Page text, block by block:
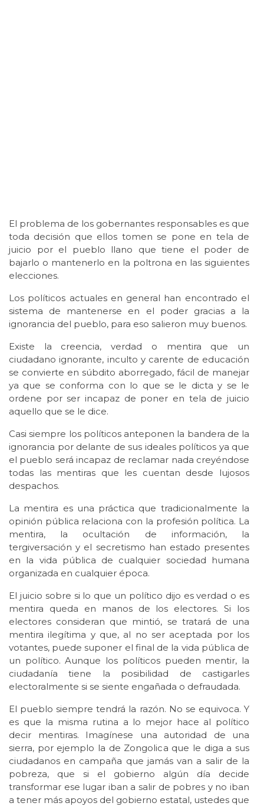
El problema de los gobernantes responsables es que
toda decisión que ellos tomen se pone en tela de
juicio por el pueblo llano que tiene el poder de
bajarlo o mantenerlo en la poltrona en las siguientes
elecciones.
Los políticos actuales en general han encontrado el
sistema de mantenerse en el poder gracias a la
ignorancia del pueblo, para eso salieron muy buenos.
Existe la creencia, verdad o mentira que un
ciudadano ignorante, inculto y carente de educación
se convierte en súbdito aborregado, fácil de manejar
ya que se conforma con lo que se le dicta y se le
ordene por ser incapaz de poner en tela de juicio
aquello que se le dice.
Casi siempre los políticos anteponen la bandera de la
ignorancia por delante de sus ideales políticos ya que
el pueblo será incapaz de reclamar nada creyéndose
todas las mentiras que les cuentan desde lujosos
despachos.
La mentira es una práctica que tradicionalmente la
opinión pública relaciona con la profesión política. La
mentira, la ocultación de información, la
tergiversación y el secretismo han estado presentes
en la vida pública de cualquier sociedad humana
organizada en cualquier época.
El juicio sobre si lo que un político dijo es verdad o es
mentira queda en manos de los electores. Si los
electores consideran que mintió, se tratará de una
mentira ilegítima y que, al no ser aceptada por los
votantes, puede suponer el final de la vida pública de
un político. Aunque los políticos pueden mentir, la
ciudadanía tiene la posibilidad de castigarles
electoralmente si se siente engañada o defraudada.
El pueblo siempre tendrá la razón. No se equivoca. Y
es que la misma rutina a lo mejor hace al político
decir mentiras. Imagínese una autoridad de una
sierra, por ejemplo la de Zongolica que le diga a sus
ciudadanos en campaña que jamás van a salir de la
pobreza, que si el gobierno algún día decide
transformar ese lugar iban a salir de pobres y no iban
a tener más apoyos del gobierno estatal, ustedes que